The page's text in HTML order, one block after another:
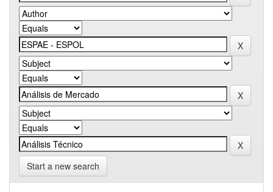
Start a new search